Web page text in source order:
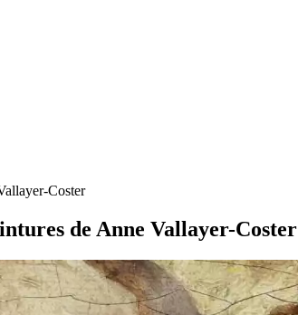
Coster
de Anne Vallayer-Coster